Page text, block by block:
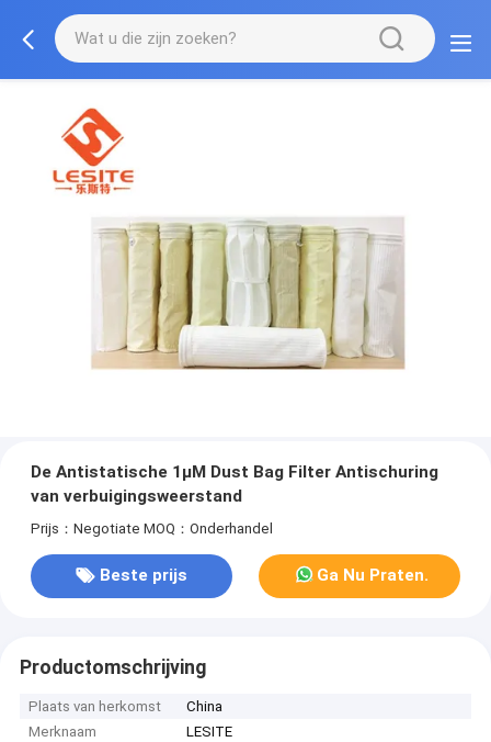
De Antistatische 1µM Dust Bag Filter Antischuring
van verbuigingsweerstand
Prijs：Negotiate MOQ：Onderhandel
Beste prijs Ga Nu Praten.
Productomschrijving
Plaats van herkomst
China
Merknaam
LESITE